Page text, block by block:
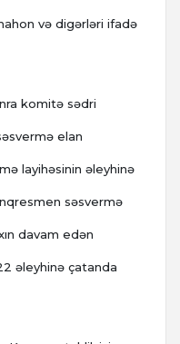
və digərləri ifadə
komitə sədri
elan
layihəsinin əleyhinə
səsvermə
davam edən
əleyhinə çatanda